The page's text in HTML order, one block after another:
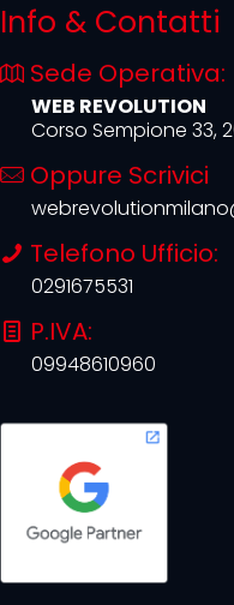
Info & Contatti
Sede Operativa:
WEB REVOLUTION
Corso Sempione 33,
Oppure Scrivici
Telefono Ufficio:
0291675531
P.IVA:
09948610960